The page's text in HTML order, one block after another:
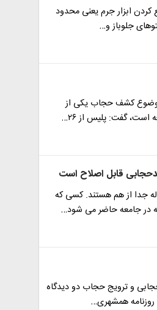
کردن ابزار جرم یعنی محدود
جلوباز و…
موضوع کشف حجاب یکی از
گفت: پلیس از ۲۶…
قابل اصلاح است
جدا از هم هستند. کسی که
در جامعه حاضر می شود…
و ترویج حجاب دو دیدگاه
روزنامه همشهری…